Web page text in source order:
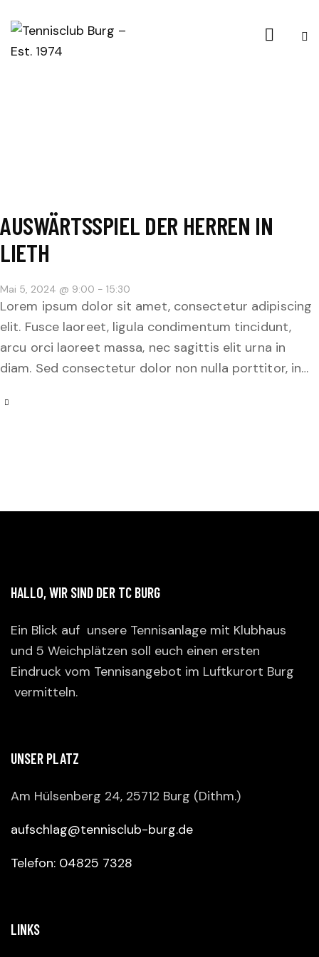
AUSWÄRTSSPIEL DER HERREN IN
LIETH
Mai 5, 2024 @ 9:00 - 15:30
Lorem ipsum dolor sit amet, consectetur adipiscing
elit. Fusce laoreet, ligula condimentum tincidunt,
arcu orci laoreet massa, nec sagittis elit urna in
diam. Sed consectetur dolor non nulla porttitor, in…
HALLO, WIR SIND DER TC BURG
Ein Blick auf unsere Tennisanlage mit Klubhaus
und 5 Weichplätzen soll euch einen ersten
Eindruck vom Tennisangebot im Luftkurort Burg
vermitteln.
UNSER PLATZ
Am Hülsenberg 24, 25712 Burg (Dithm.)
aufschlag@tennisclub-burg.de
Telefon: 04825 7328
LINKS